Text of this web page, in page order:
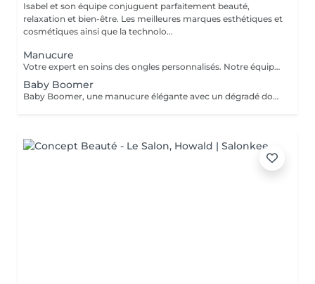
Isabel et son équipe conjuguent parfaitement beauté,
relaxation et bien-être. Les meilleures marques esthétiques et
cosmétiques ainsi que la technolo...
Manucure
Votre expert en soins des ongles personnalisés. Notre équipe de prothésistes ongulaires diplômées vous offre une gamme complète de services pour des ongles magnifiques et durables. Expertise et Professionnalisme : Prothésistes qualifiées et expérimentées : o Isabel, o Francesca, o Fatima, o Deborah, o Patricia, o Mirza, Des produits de haute qualité, aux couleurs variées pour des résultats éclatants et durables. Garantie de beauté et santé de vos ongles. Services adaptés à vos goûts et votre personnalité Capsules pour allonger rapidement vos ongles. Rallongement en Gel : Pour un résultat naturel et durable. Remplissage toute les 3 a 4 semaines pour comble la repousse et préserve l'intégrité de la pose initiale. Manucure Soins et esthétisme pour des ongles en pleine santé et élégants. Nos Techniques Manucure Combinée : Soins complets et embellissement. Vernis Semi-Permanent : Couleur durable sans pose de gel. Chablon ou Capsules : Pose traditionnelle ou look naturel.
Baby Boomer
Baby Boomer, une manucure élégante avec un dégradé doux allant d'un nude naturel à un blanc éclatant. Ce style chic est parfait pour toutes les occasions. Sublimez vos ongles avec cette tendance incontournable ! Réservez dès maintenant pour profiter d'un look sophistiqué. Ne manquez pas l'ocasion de briller !